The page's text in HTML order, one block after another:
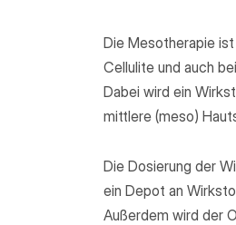
Die Mesotherapie
Cellulite und auch
Dabei wird ein
mittlere (meso)
Die Dosierung der
ein Depot an
Außerdem wird der